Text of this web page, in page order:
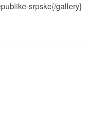
srpske{/gallery}